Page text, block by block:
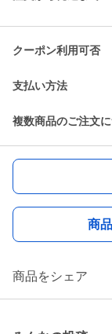
クーポン利用可否
支払い方法
複数商品のご注文
商
商品をシェア